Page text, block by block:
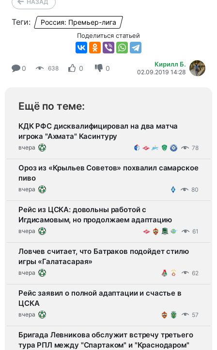
НАЗАД
Теги: Россия: Премьер-лига
Поделиться статьей
0 638 0 0 Кирилл Б.
02.09.2019 14:28
Ещё по теме:
КДК РФС дисквалифицировал на два матча
игрока "Ахмата" Касинтуру
вчера 78
Ороз из «Крыльев Советов» похвалил самарское
пиво
вчера 80
Рейс из ЦСКА: довольны работой с
Игдисамовым, но продолжаем адаптацию
вчера 61
Ловчев считает, что Батраков подойдет стилю
игры «Галатасарая»
вчера 62
Рейс заявил о полной адаптации и счастье в
ЦСКА
вчера 57
Бригада Левникова обслужит встречу третьего
тура РПЛ между "Спартаком" и "Краснодаром"